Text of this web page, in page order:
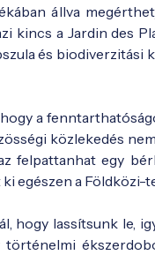
állva
kincs a Jardin des
és biodiverzitási
a
közlekedés
felpattanhat egy
egészen a Földközi-
hogy lassítsunk le,